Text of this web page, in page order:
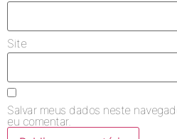
Site
Salvar meus dados neste
eu comentar.